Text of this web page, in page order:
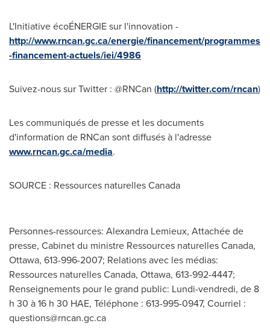
L'Initiative écoÉNERGIE sur l'innovation -
http://www.rncan.gc.ca/energie/financement/programmes
-financement-actuels/iei/4986
Suivez-nous sur Twitter : @RNCan (http://twitter.com/rncan)
Les communiqués de presse et les documents
d'information de RNCan sont diffusés à l'adresse
www.rncan.gc.ca/media.
SOURCE : Ressources naturelles Canada
Personnes-ressources: Alexandra Lemieux, Attachée de
presse, Cabinet du ministre Ressources naturelles Canada,
Ottawa, 613-996-2007; Relations avec les médias:
Ressources naturelles Canada, Ottawa, 613-992-4447;
Renseignements pour le grand public: Lundi-vendredi, de 8
h 30 à 16 h 30 HAE, Téléphone : 613-995-0947, Courriel :
questions@rncan.gc.ca